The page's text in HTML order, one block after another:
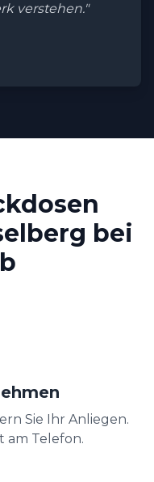
verstehen."
bei
Sie Ihr Anliegen.
am Telefon.